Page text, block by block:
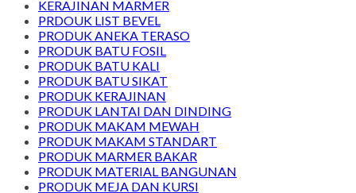
KERAJINAN MARMER
PRDOUK LIST BEVEL
PRODUK ANEKA TERASO
PRODUK BATU FOSIL
PRODUK BATU KALI
PRODUK BATU SIKAT
PRODUK KERAJINAN
PRODUK LANTAI DAN DINDING
PRODUK MAKAM MEWAH
PRODUK MAKAM STANDART
PRODUK MARMER BAKAR
PRODUK MATERIAL BANGUNAN
PRODUK MEJA DAN KURSI